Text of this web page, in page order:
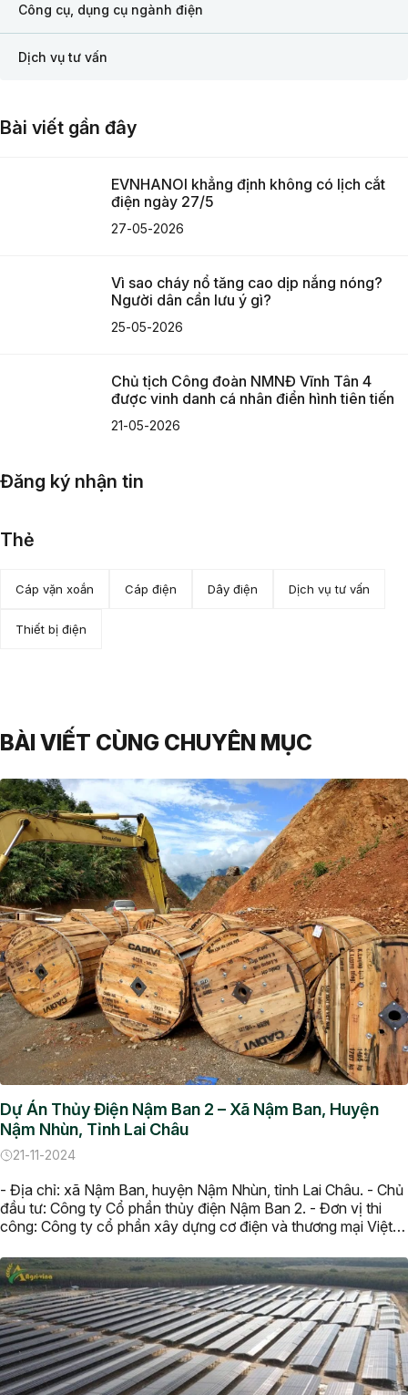
Công cụ, dụng cụ ngành điện
Dịch vụ tư vấn
Bài viết gần đây
EVNHANOI khẳng định không có lịch cắt
điện ngày 27/5
27-05-2026
Vì sao cháy nổ tăng cao dịp nắng nóng?
Người dân cần lưu ý gì?
25-05-2026
Chủ tịch Công đoàn NMNĐ Vĩnh Tân 4
được vinh danh cá nhân điển hình tiên tiến
21-05-2026
Đăng ký nhận tin
Thẻ
Cáp vặn xoắn Cáp điện Dây điện Dịch vụ tư vấn
Thiết bị điện
BÀI VIẾT CÙNG CHUYÊN MỤC
Dự Án Thủy Điện Nậm Ban 2 – Xã Nậm Ban, Huyện
Nậm Nhùn, Tỉnh Lai Châu
21-11-2024
- Địa chỉ: xã Nậm Ban, huyện Nậm Nhùn, tỉnh Lai Châu. - Chủ
đầu tư: Công ty Cổ phần thủy điện Nậm Ban 2. - Đơn vị thi
công: Công ty cổ phần xây dựng cơ điện và thương mại Việt